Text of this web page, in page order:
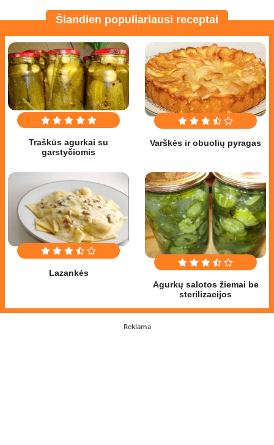
Šiandien populiariausi receptai
Traškūs agurkai su
garstyčiomis
Varškės ir obuolių pyragas
Lazankės
Agurkų salotos žiemai be
sterilizacijos
Reklama